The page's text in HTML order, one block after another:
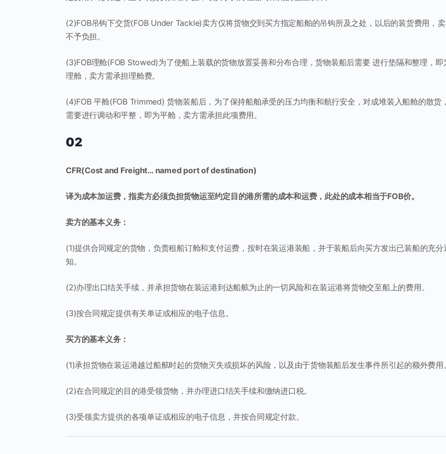
(2)FOB吊钩下交货(FOB Under Tackle)卖方仅将货物交到买方指定船舶的吊钩所及之处，以后的装货费用，
不予负担。
(3)FOB理舱(FOB Stowed)为了使船上装载的货物放置妥善和分布合理，货物装船后需要 进行垫隔和整理，即
理舱，卖方需承担理舱费。
(4)FOB 平舱(FOB Trimmed) 货物装船后，为了保持船舶承受的压力均衡和航行安全，对成堆装入船舱的散货
需要进行调动和平整，即为平舱，卖方需承担此项费用。
02
CFR(Cost and Freight… named port of destination)
译为成本加运费，指卖方必须负担货物运至约定目的港所需的成本和运费，此处的成本相当于FOB价。
卖方的基本义务：
(1)提供合同规定的货物，负责租船订舱和支付运费，按时在装运港装船，并于装船后向买方发出已装船的充分
知。
(2)办理出口结关手续，并承担货物在装运港到达船舷为止的一切风险和在装运港将货物交至船上的费用。
(3)按合同规定提供有关单证或相应的电子信息。
买方的基本义务：
(1)承担货物在装运港越过船舷时起的货物灭失或损坏的风险，以及由于货物装船后发生事件所引起的额外费用
(2)在合同规定的目的港受领货物，并办理进口结关手续和缴纳进口税。
(3)受领卖方提供的各项单证或相应的电子信息，并按合同规定付款。